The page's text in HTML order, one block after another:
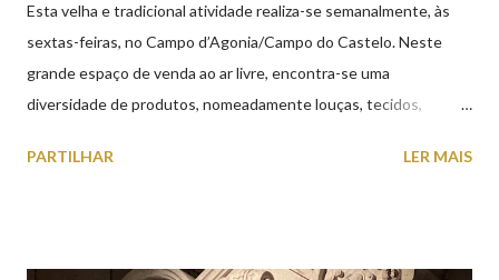
Esta velha e tradicional atividade realiza-se semanalmente, às
sextas-feiras, no Campo d’Agonia/Campo do Castelo. Neste
grande espaço de venda ao ar livre, encontra-se uma
diversidade de produtos, nomeadamente louças, tecidos,
cobres entre muitos outros. Horário de funcionamento | Verão
PARTILHAR LER MAIS